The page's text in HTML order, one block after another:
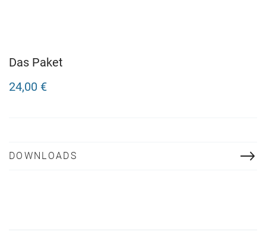
Das Paket
24,00 €
DOWNLOADS